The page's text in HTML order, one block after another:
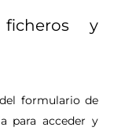
y
formulario de
para acceder y